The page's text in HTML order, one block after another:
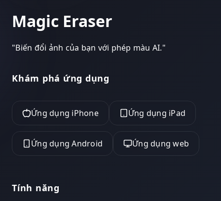
Magic Eraser
"Biến đổi ảnh của bạn với phép màu AI."
Khám phá ứng dụng
Ứng dụng iPhone Ứng dụng iPad
Ứng dụng Android Ứng dụng web
Tính năng